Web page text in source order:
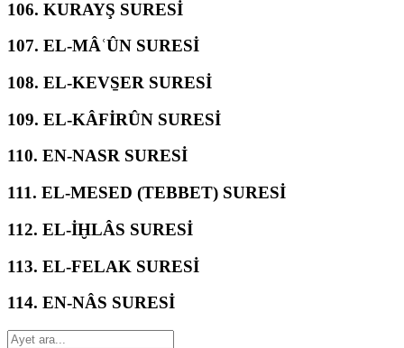
106. KURAYŞ SURESİ
107. EL-MÂʿÛN SURESİ
108. EL-KEVS̱ER SURESİ
109. EL-KÂFİRÛN SURESİ
110. EN-NASR SURESİ
111. EL-MESED (TEBBET) SURESİ
112. EL-İḪLÂS SURESİ
113. EL-FELAK SURESİ
114. EN-NÂS SURESİ